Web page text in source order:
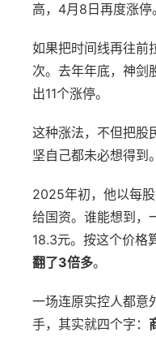
高，4月8日再度涨停。
如果把时间线再往前
次。去年年底，神剑
出11个涨停。
这种涨法，不但把股
坚自己都未必想得到。
2025年初，他以每
给国资。谁能想到，
18.3元。按这个价格
翻了3倍多。
一场连原实控人都意
手，其实就四个字：